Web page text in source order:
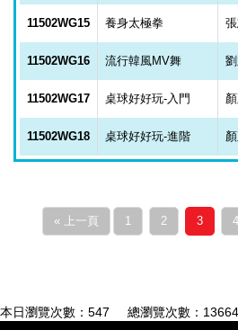
11502WG15 養身太極拳
11502WG16 流行韓風MV舞
11502WG17 桌球好好玩-入門
11502WG18 桌球好好玩-進階
« 上一頁 1 2 3 4
本日瀏覽次數：547 總瀏覽次數：